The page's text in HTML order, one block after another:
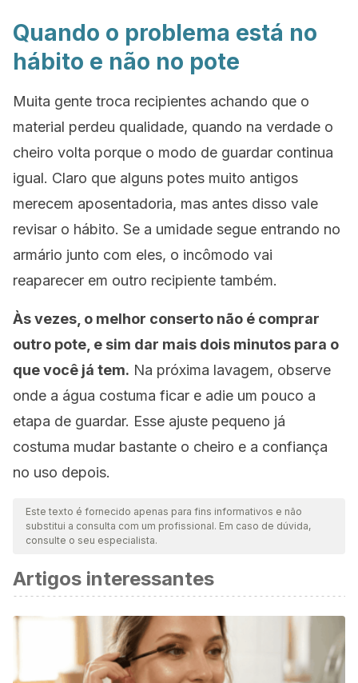
Quando o problema está no
hábito e não no pote
Muita gente troca recipientes achando que o
material perdeu qualidade, quando na verdade o
cheiro volta porque o modo de guardar continua
igual. Claro que alguns potes muito antigos
merecem aposentadoria, mas antes disso vale
revisar o hábito. Se a umidade segue entrando no
armário junto com eles, o incômodo vai
reaparecer em outro recipiente também.
Às vezes, o melhor conserto não é comprar
outro pote, e sim dar mais dois minutos para o
que você já tem. Na próxima lavagem, observe
onde a água costuma ficar e adie um pouco a
etapa de guardar. Esse ajuste pequeno já
costuma mudar bastante o cheiro e a confiança
no uso depois.
Este texto é fornecido apenas para fins informativos e não
substitui a consulta com um profissional. Em caso de dúvida,
consulte o seu especialista.
Artigos interessantes